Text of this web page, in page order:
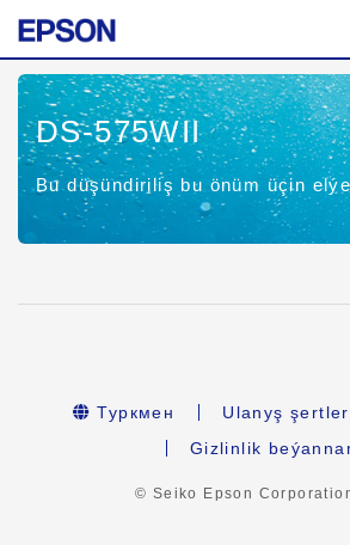
DS-575WII
Bu düşündiriliş bu önüm üçin
Туркмен Ulanyş
Gizlinlik
© Seiko Epson